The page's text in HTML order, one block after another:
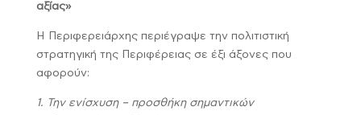
αξίας»
Η Περιφερειάρχης περιέγραψε την πολιτιστική
στρατηγική της Περιφέρειας σε έξι άξονες που
αφορούν:
1. Την ενίσχυση – προσθήκη σημαντικών